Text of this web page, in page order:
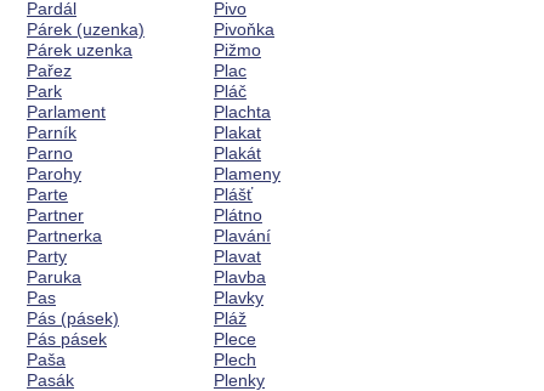
Pardál
Párek (uzenka)
Párek uzenka
Pařez
Park
Parlament
Parník
Parno
Parohy
Parte
Partner
Partnerka
Party
Paruka
Pas
Pás (pásek)
Pás pásek
Paša
Pasák
Pivo
Pivoňka
Pižmo
Plac
Pláč
Plachta
Plakat
Plakát
Plameny
Plášť
Plátno
Plavání
Plavat
Plavba
Plavky
Pláž
Plece
Plech
Plenky